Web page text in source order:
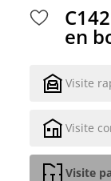
en
Visite
Visite
Visite